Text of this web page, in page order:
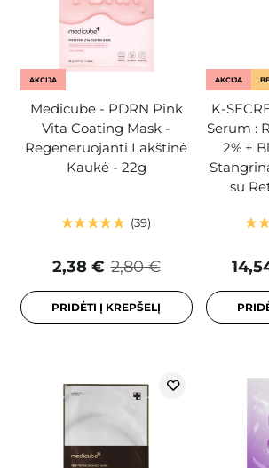
AKCIJA
Medicube - PDRN Pink
Vita Coating Mask -
Regeneruojanti Lakštinė
Kaukė - 22g
39
2,80 €
2,38 €
PRIDĖTI Į KREPŠELĮ
AKCIJA
K-
Serum :
2% +
su